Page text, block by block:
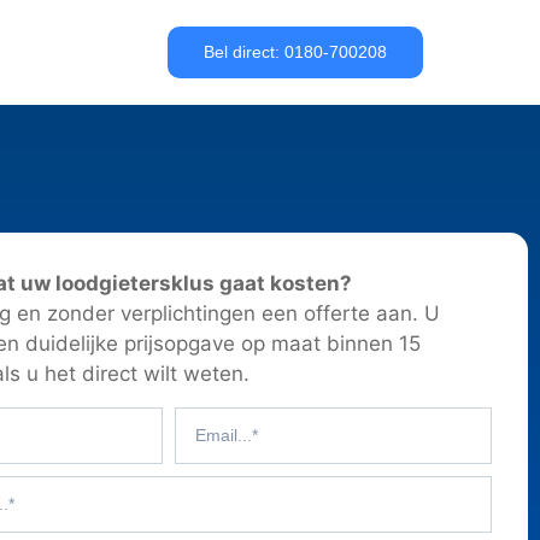
Bel direct: 0180-700208
uw loodgietersklus gaat kosten?
en zonder verplichtingen een offerte aan. U
duidelijke prijsopgave op maat binnen 15
u het direct wilt weten.